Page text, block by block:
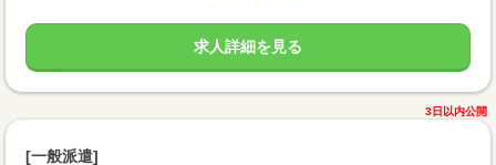
求人詳細を見る
3日以内公開
[一般派遣]